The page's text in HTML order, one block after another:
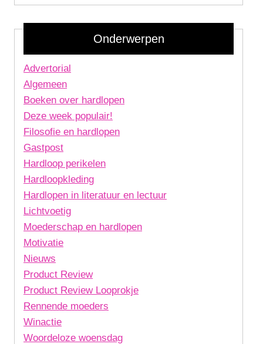
Onderwerpen
Advertorial
Algemeen
Boeken over hardlopen
Deze week populair!
Filosofie en hardlopen
Gastpost
Hardloop perikelen
Hardloopkleding
Hardlopen in literatuur en lectuur
Lichtvoetig
Moederschap en hardlopen
Motivatie
Nieuws
Product Review
Product Review Looprokje
Rennende moeders
Winactie
Woordeloze woensdag